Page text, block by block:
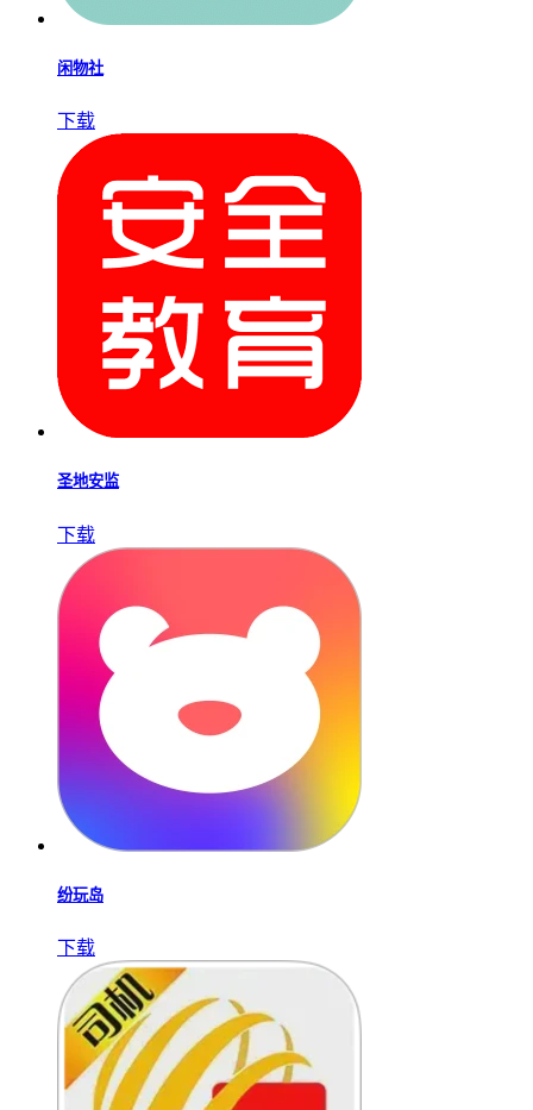
闲物社
下载
圣地安监
下载
纷玩岛
下载